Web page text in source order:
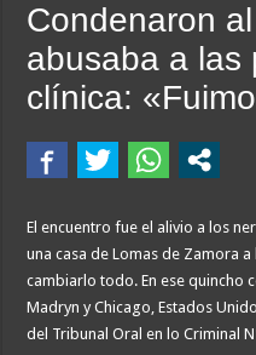
Condenaron
abusaba a las
clínica:
El encuentro fue el alivio a los
una casa de Lomas de Zamora
cambiarlo todo. En ese quincho
Madryn y Chicago, Estados
del Tribunal Oral en lo Criminal